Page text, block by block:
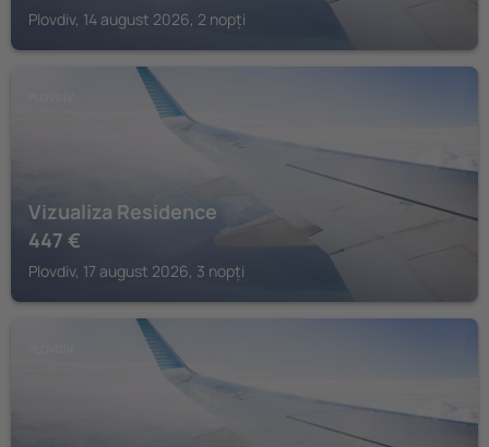
Plovdiv, 14 august 2026, 2 nopți
Vizualiza Residence
447 €
Plovdiv, 17 august 2026, 3 nopți